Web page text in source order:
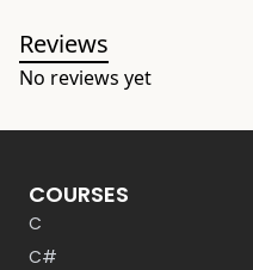
Reviews
No reviews yet
COURSES
C
C#